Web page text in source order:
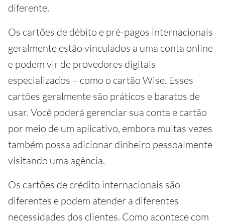
diferente.
Os cartões de débito e pré-pagos internacionais
geralmente estão vinculados a uma conta online
e podem vir de provedores digitais
especializados – como o cartão Wise. Esses
cartões geralmente são práticos e baratos de
usar. Você poderá gerenciar sua conta e cartão
por meio de um aplicativo, embora muitas vezes
também possa adicionar dinheiro pessoalmente
visitando uma agência.
Os cartões de crédito internacionais são
diferentes e podem atender a diferentes
necessidades dos clientes. Como acontece com